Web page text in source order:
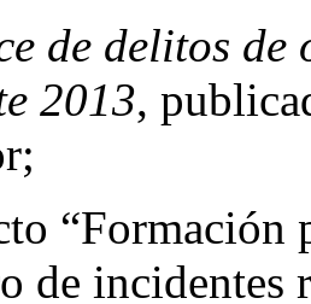
de delitos de
2013,
de incidentes